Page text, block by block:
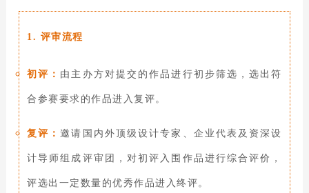
1. 评审流程
初评： 由主办方对提交的作品进行初步筛选，选出符
合参赛要求的作品进入复评。
复评：邀请国内外顶级设计专家、企业代表及资深设
计导师组成评审团，对初评入围作品进行综合评价，
评选出一定数量的优秀作品进入终评。